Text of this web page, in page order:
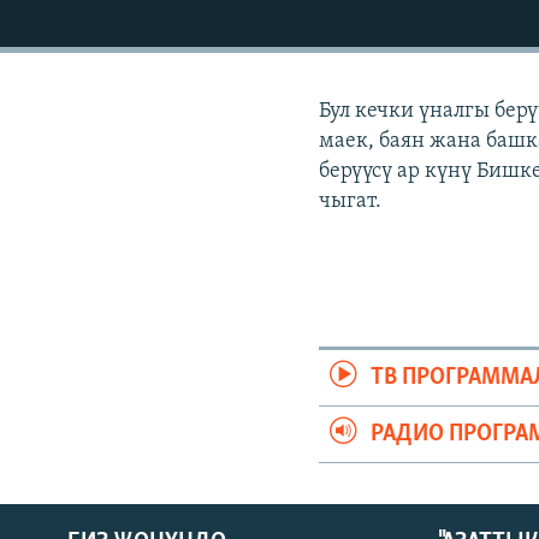
АЗАТТЫК+
Бул кечки үналгы
маек, баян жана
берүүсү ар күнү
чыгат.
ТВ
РАДИО